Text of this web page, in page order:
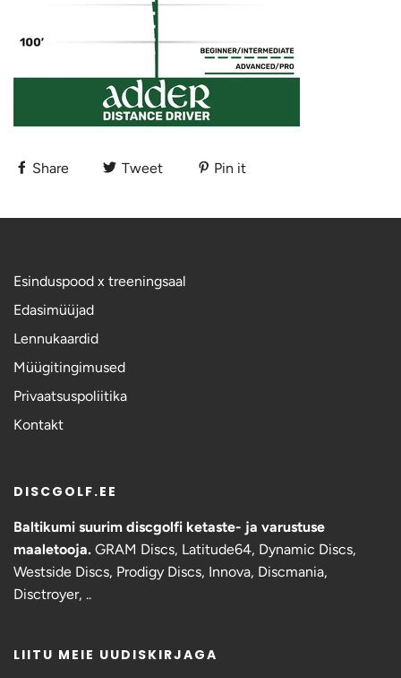
Share Tweet Pin it
Esinduspood x treeningsaal
Edasimüüjad
Lennukaardid
Müügitingimused
Privaatsuspoliitika
Kontakt
DISCGOLF.EE
Baltikumi suurim discgolfi ketaste- ja varustuse
maaletooja. GRAM Discs, Latitude64, Dynamic Discs,
Westside Discs, Prodigy Discs, Innova, Discmania,
Disctroyer, ..
LIITU MEIE UUDISKIRJAGA